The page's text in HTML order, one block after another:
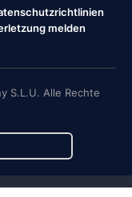
melden
S.L.U. Alle Rechte